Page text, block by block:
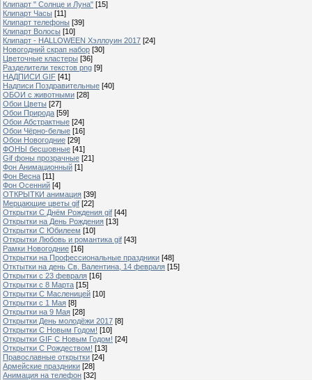
Клипарт " Солнце и Луна" [15]
Клипарт Часы [11]
Клипарт телефоны [39]
Клипарт Волосы [10]
Клипарт - HALLOWEEN Хэллоуин 2017 [24]
Новогодний скрап набор [30]
Цветочные кластеры [36]
Разделители текстов png [9]
НАДПИСИ GIF [41]
Надписи Поздравительные [40]
ОБОИ с животными [28]
Обои Цветы [27]
Обои Природа [59]
Обои Абстрактные [24]
Обои Чёрно-белые [16]
Обои Новогодние [29]
ФОНЫ бесшовные [41]
Gif фоны прозрачные [21]
Фон Анимационный [1]
Фон Весна [11]
Фон Осенний [4]
ОТКРЫТКИ анимация [39]
Мерцающие цветы gif [22]
Открытки С Днём Рождения gif [44]
Открытки на День Рождения [13]
Открытки С Юбилеем [10]
Открытки Любовь и романтика gif [43]
Рамки Новогодние [16]
Открытки на Профессиональные праздники [48]
Отктытки на день Св. Валентина, 14 февраля [15]
Открытки с 23 февраля [16]
Открытки с 8 Марта [15]
Открытки С Масленицей [10]
Открытки с 1 Мая [8]
Открытки на 9 Мая [28]
Открытки День молодёжи 2017 [8]
Открытки С Новым Годом! [10]
Открытки GIF С Новым Годом! [24]
Открытки С Рождеством! [13]
Православные открытки [24]
Армейские праздники [28]
Анимация на телефон [32]